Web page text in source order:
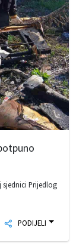
Prijedlog
PODIJELI